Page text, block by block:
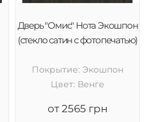
Дверь "Омис" Нота Экошпон
(стекло сатин с фотопечатью)
Покрытие: Экошпон
Цвет: Венге
от 2565 грн